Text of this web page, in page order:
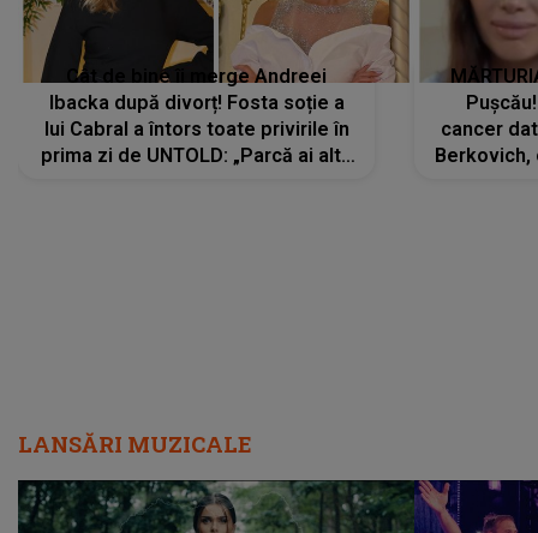
Cât de bine îi merge Andreei
Ibacka după divorț! Fosta soție a
lui Cabral a întors toate privirile în
prima zi de UNTOLD: „Parcă ai altă
cancer
Berkovich,
LANSĂRI MUZICALE